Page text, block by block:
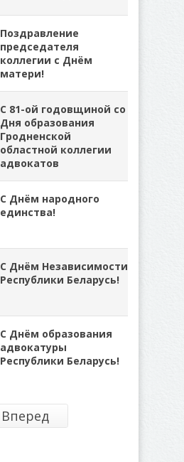
Поздравление
председателя
коллегии с Днём
матери!
С 81-ой годовщиной со
Дня образования
Гродненской
областной коллегии
адвокатов
С Днём народного
единства!
С Днём Независимости
Республики Беларусь!
С Днём образования
адвокатуры
Республики Беларусь!
Вперед